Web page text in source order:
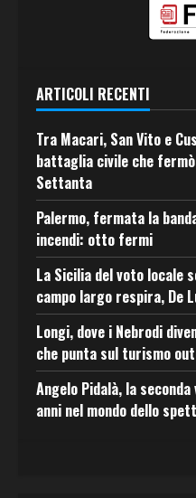
ARTICOLI RECENTI
Tra Macari, San Vito e
battaglia civile che
Settanta
Palermo, fermata la
incendi: otto fermi
La Sicilia del voto
campo largo respira, De
Longi, dove i Nebrodi
che punta sul turismo
Angelo Pidalà, la
anni nel mondo dello